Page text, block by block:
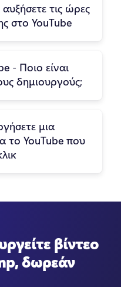
τις ώρες
στο YouTube
- Ποιο είναι
δημιουργούς;
μια
το YouTube που
βίντεο
δωρεάν